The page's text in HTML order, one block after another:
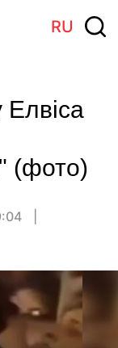
RU
Елвіса
(фото)